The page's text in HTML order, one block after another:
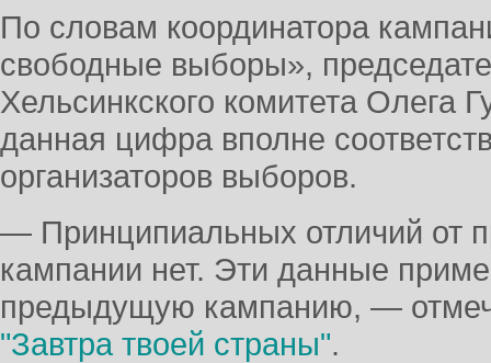
По словам координатора
свободные выборы»,
Хельсинкского комитета Олега
данная цифра вполне
организаторов выборов.
— Принципиальных отличий от
кампании нет. Эти данные
предыдущую кампанию, —
"Завтра твоей страны".